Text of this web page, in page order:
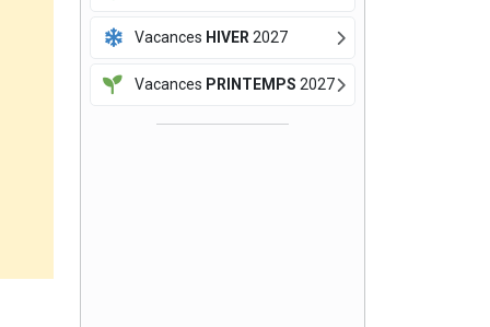
Vacances HIVER 2027
Vacances PRINTEMPS 2027